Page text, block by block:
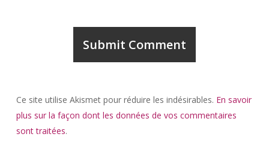
Ce site utilise Akismet pour réduire les indésirables. En savoir
plus sur la façon dont les données de vos commentaires
sont traitées.